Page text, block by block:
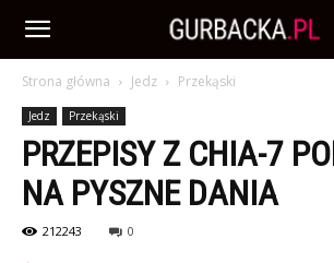
Strona główna Jedz Przekąski
Jedz Przekąski
PRZEPISY Z CHIA-7
NA PYSZNE DANIA
212243 0